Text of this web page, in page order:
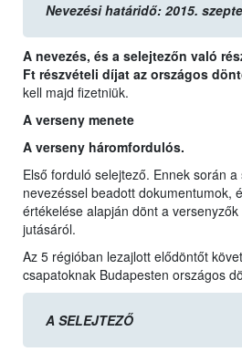
Nevezési határidő: 2015.
A nevezés, és a selejtezőn való
Ft részvételi díjat az országos
kell majd fizetniük.
A verseny menete
A verseny háromfordulós.
Első forduló selejtező. Ennek során
nevezéssel beadott dokumentumok,
értékelése alapján dönt a
jutásáról.
Az 5 régióban lezajlott elődöntőt
csapatoknak Budapesten országos
A SELEJTEZŐ